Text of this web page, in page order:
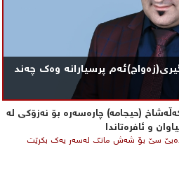
پرسیارانە وەک چەند
(حیجامە) چارەسەرە بۆ نەزۆکی لە
و ئافرەتاندا
سێ بۆ شەش مانگ لەسەر یەک بكرێت